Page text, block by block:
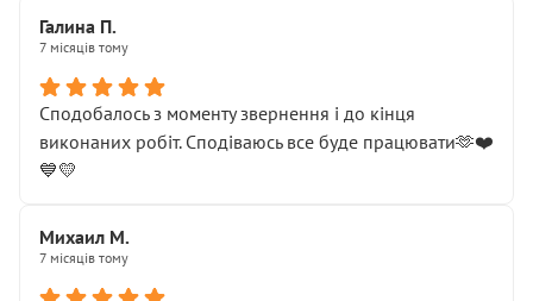
Галина П.
7 місяців тому
Сподобалось з моменту звернення і до кінця
виконаних робіт. Сподіваюсь все буде працювати🫶❤️
💙💛
Михаил М.
7 місяців тому